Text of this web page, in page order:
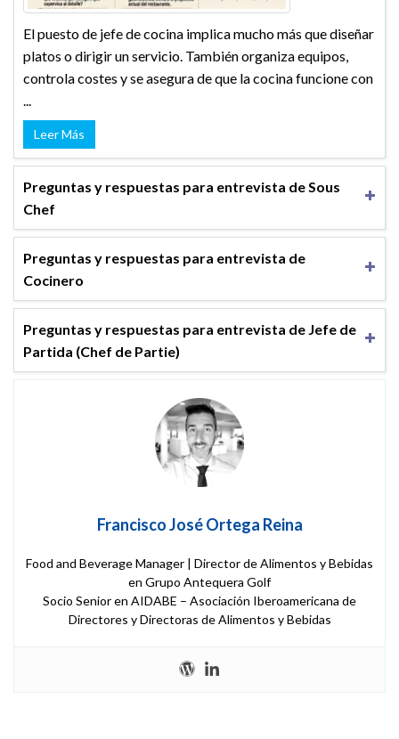
El puesto de jefe de cocina implica mucho más que diseñar
platos o dirigir un servicio. También organiza equipos,
controla costes y se asegura de que la cocina funcione con
Leer Más
Preguntas y respuestas para entrevista de Sous
Chef
Preguntas y respuestas para entrevista de
Cocinero
Preguntas y respuestas para entrevista de Jefe de
Partida (Chef de Partie)
Francisco José Ortega Reina
Food and Beverage Manager | Director de Alimentos y Bebidas
en Grupo Antequera Golf
Socio Senior en AIDABE – Asociación Iberoamericana de
Directores y Directoras de Alimentos y Bebidas